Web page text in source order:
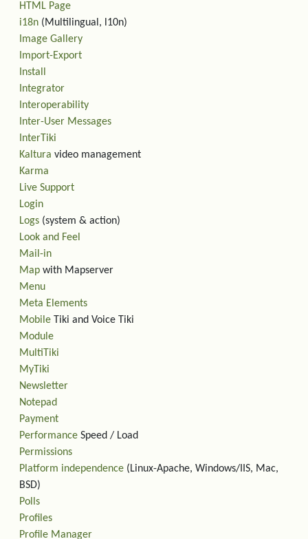
HTML Page
i18n (Multilingual, l10n)
Image Gallery
Import-Export
Install
Integrator
Interoperability
Inter-User Messages
InterTiki
Kaltura video management
Karma
Live Support
Login
Logs (system & action)
Look and Feel
Mail-in
Map with Mapserver
Menu
Meta Elements
Mobile Tiki and Voice Tiki
Module
MultiTiki
MyTiki
Newsletter
Notepad
Payment
Performance Speed / Load
Permissions
Platform independence (Linux-Apache, Windows/IIS, Mac,
BSD)
Polls
Profiles
Profile Manager